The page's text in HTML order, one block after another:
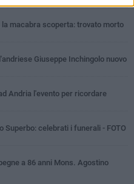
la macabra scoperta: trovato morto
Giuseppe Inchingolo nuovo
Andria l'evento per ricordare
celebrati i funerali - FOTO
a 86 anni Mons. Agostino